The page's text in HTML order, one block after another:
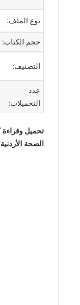
نوع الملف:
حجم الكتاب:
التصنيف:
عدد
التحميلات:
تحميل وقراءة
الصحة الأردنية pdf مجانا ضمن تصنيف كتب طب.